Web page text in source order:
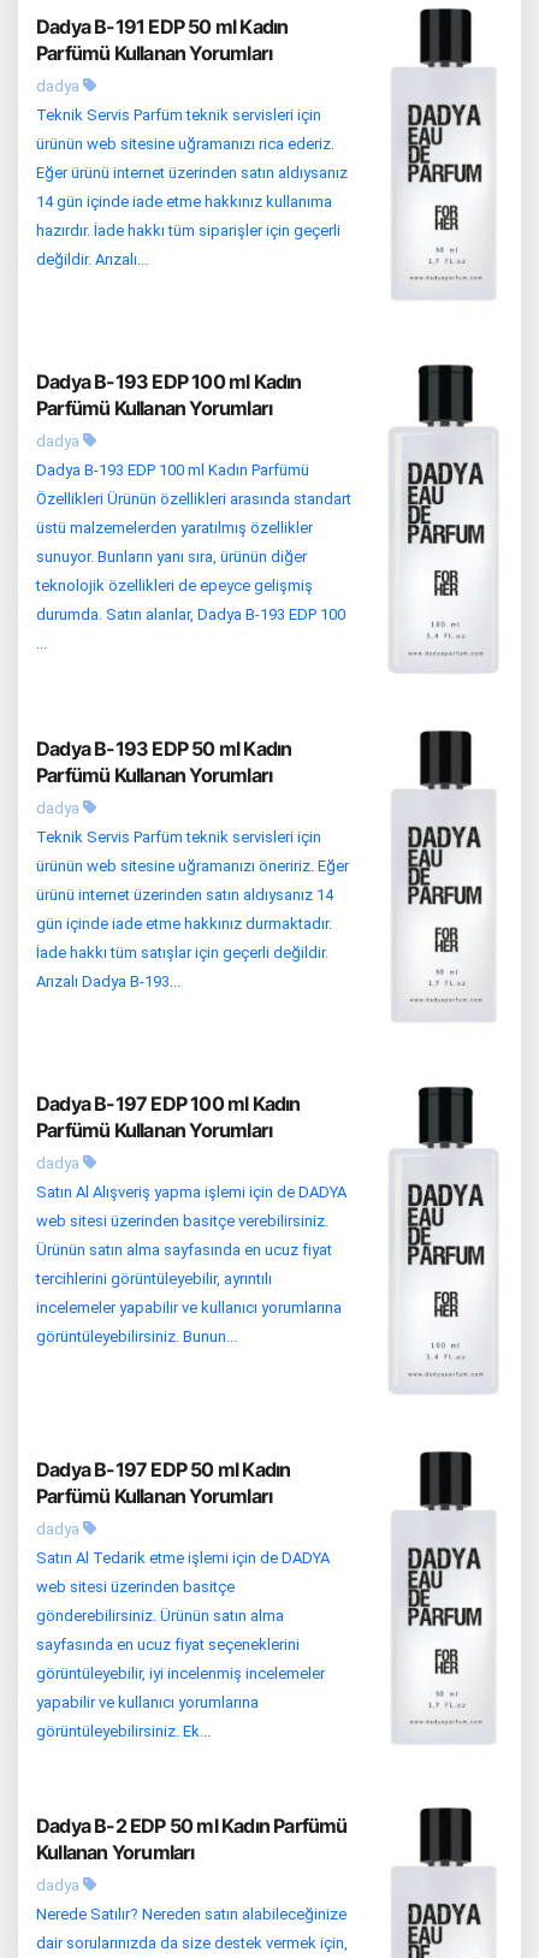
Dadya B-191 EDP 50 ml Kadın
Parfümü Kullanan Yorumları
dadya
Teknik Servis Parfüm teknik servisleri için
ürünün web sitesine uğramanızı rica ederiz.
Eğer ürünü internet üzerinden satın aldıysanız
14 gün içinde iade etme hakkınız kullanıma
hazırdır. İade hakkı tüm siparişler için geçerli
değildir. Arızalı...
Dadya B-193 EDP 100 ml Kadın
Parfümü Kullanan Yorumları
dadya
Dadya B-193 EDP 100 ml Kadın Parfümü
Özellikleri Ürünün özellikleri arasında standart
üstü malzemelerden yaratılmış özellikler
sunuyor. Bunların yanı sıra, ürünün diğer
teknolojik özellikleri de epeyce gelişmiş
durumda. Satın alanlar, Dadya B-193 EDP 100
...
Dadya B-193 EDP 50 ml Kadın
Parfümü Kullanan Yorumları
dadya
Teknik Servis Parfüm teknik servisleri için
ürünün web sitesine uğramanızı öneririz. Eğer
ürünü internet üzerinden satın aldıysanız 14
gün içinde iade etme hakkınız durmaktadır.
İade hakkı tüm satışlar için geçerli değildir.
Arızalı Dadya B-193...
Dadya B-197 EDP 100 ml Kadın
Parfümü Kullanan Yorumları
dadya
Satın Al Alışveriş yapma işlemi için de DADYA
web sitesi üzerinden basitçe verebilirsiniz.
Ürünün satın alma sayfasında en ucuz fiyat
tercihlerini görüntüleyebilir, ayrıntılı
incelemeler yapabilir ve kullanıcı yorumlarına
görüntüleyebilirsiniz. Bunun...
Dadya B-197 EDP 50 ml Kadın
Parfümü Kullanan Yorumları
dadya
Satın Al Tedarik etme işlemi için de DADYA
web sitesi üzerinden basitçe
gönderebilirsiniz. Ürünün satın alma
sayfasında en ucuz fiyat seçeneklerini
görüntüleyebilir, iyi incelenmiş incelemeler
yapabilir ve kullanıcı yorumlarına
görüntüleyebilirsiniz. Ek...
Dadya B-2 EDP 50 ml Kadın Parfümü
Kullanan Yorumları
dadya
Nerede Satılır? Nereden satın alabileceğinize
dair sorularınızda da size destek vermek için,